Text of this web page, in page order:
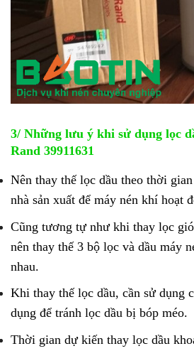
3/ Những lưu ý khi sử dụng lọc
Rand 39911631
Nên thay thế lọc dầu theo thời
nhà sản xuất để máy nén khí hoạt
Cũng tương tự như khi thay lọc
nên thay thế 3 bộ lọc và dầu máy
nhau.
Khi thay thế lọc dầu, cần sử dụng
dụng để tránh lọc dầu bị bóp méo.
Thời gian dự kiến thay lọc dầu